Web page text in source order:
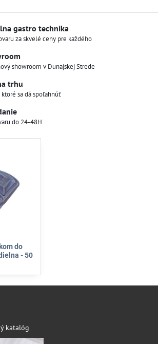
gastro technika
za skvelé ceny pre každého
showroom v Dunajskej Strede
trhu
ktoré sa dá spoľahnúť
do 24-48H
do
- 50
katalóg